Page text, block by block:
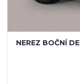
NEREZ BOČNÍ